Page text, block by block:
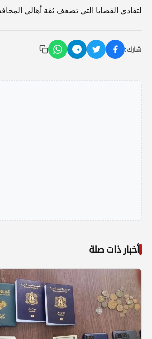
لتفادي القضايا التي تضعف ثقة أهالي
شارك:
أخبار ذات صلة